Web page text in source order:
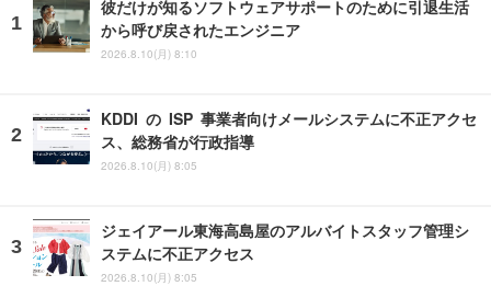
彼だけが知るソフトウェアサポートのために引退生活
から呼び戻されたエンジニア
2026.8.10(月) 8:10
KDDI の ISP 事業者向けメールシステムに不正アクセ
ス、総務省が行政指導
2026.8.10(月) 8:05
ジェイアール東海高島屋のアルバイトスタッフ管理シ
ステムに不正アクセス
2026.8.10(月) 8:05